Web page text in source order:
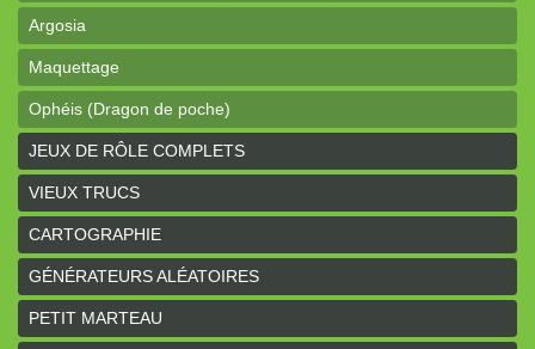
Argosia
Maquettage
Ophéis (Dragon de poche)
L'anneau des Empereurs (Coeurs Vaillants)
Davy Jones (cartes)
Davy Jones (background)
Sur la route (Coeurs Vaillants)
Earthdawn (Coeurs Vaillants)
JEUX DE RÔLE COMPLETS
VIEUX TRUCS
CARTOGRAPHIE
GÉNÉRATEURS ALÉATOIRES
PETIT MARTEAU